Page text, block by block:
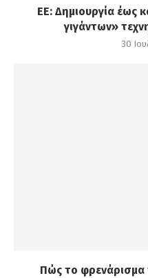
ΕΕ: Δημιουργία έως
γιγάντων»
30
Πώς το